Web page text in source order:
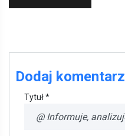
Dodaj komentarz
Tytuł *